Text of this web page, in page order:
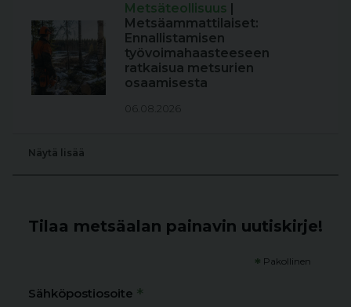
Metsäteollisuus |
Metsäammattilaiset:
Ennallistamisen
työvoimahaasteeseen
ratkaisua metsurien
osaamisesta
06.08.2026
Näytä lisää
Tilaa metsäalan painavin uutiskirje!
* Pakollinen
Sähköpostiosoite *